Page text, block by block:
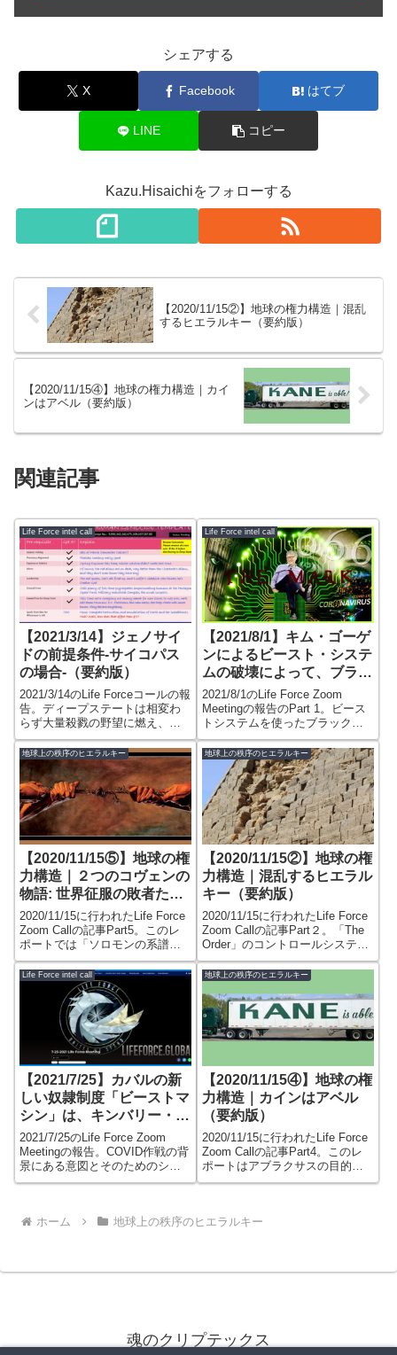
シェアする
X Facebook はてブ
LINE コピー
Kazu.Hisaichiをフォローする
【2020/11/15②】地球の権力構造｜混乱
するヒエラルキー（要約版）
【2020/11/15④】地球の権力構造｜カイ
ンはアベル（要約版）
関連記事
Life Force intel call
【2021/3/14】ジェノサイ
ドの前提条件-サイコパス
の場合-（要約版）
2021/3/14のLife Forceコールの報
告。ディープステートは相変わ
らず大量殺戮の野望に燃え、マ
インドコントロールが効かなく
なっている。彼らは、カレンダ
ー、悪魔の祝日、惑星の配置、
巨大なエゴの奴隷になってい
る。彼らはプレアデス人の助け
を得て私たちの大量殺戮を計画
していた。
Life Force intel call
【2021/8/1】キム・ゴーゲ
ンによるビースト・システ
ムの破壊によって、ブラッ
ク・サンP3ロッジは譲歩
し、サンヘドリンは再び参
入 – Part 1（要約版）
2021/8/1のLife Force Zoom
Meetingの報告のPart 1。ビース
トシステムを使ったブラックサ
ンの世界征服計画を阻止して以
来、起こっていることについ
て。ビーストシステムの代替の
PSI作戦の失敗、サンヘドリンの
再登場の背景など。
地球上の秩序のヒエラルキー
【2020/11/15⑤】地球の権
力構造｜２つのコヴェンの
物語: 世界征服の敗者たち
（要約版）
2020/11/15に行われたLife Force
Zoom Callの記事Part5。このレ
ポートでは「ソロモンの系譜」
であるドラゴン・ファミリー
（ドラゴン騎士団）と、「ソロ
モンの悪魔の系譜」であるブラ
ック・サン（ブラック・サン騎
士団）という2つのコヴァンに所
属する機関や組織などを大まか
に紹介します。
地球上の秩序のヒエラルキー
【2020/11/15②】地球の権
力構造｜混乱するヒエラル
キー（要約版）
2020/11/15に行われたLife Force
Zoom Callの記事Part２。「The
Order」のコントロールシステ
ム、ヒエラルキー、そして彼ら
が行っていたビジネスについて
Life Force intel call
【2021/7/25】カバルの新
しい奴隷制度「ビーストマ
シン」は、キンバリー・ゴ
ーグエン氏によって脱線し
たのか？（要約版）
2021/7/25のLife Force Zoom
Meetingの報告。COVID作戦の背
景にある意図とそのためのシス
テムであるビーストシステムに
地球上の秩序のヒエラルキー
【2020/11/15④】地球の権
力構造｜カインはアベル
（要約版）
2020/11/15に行われたLife Force
Zoom Callの記事Part4。このレ
ポートはアブラクサスの目的、
そしてアブラクサスとソロモン
あるブラック・サン騎士団との
ホーム 地球上の秩序のヒエラルキー
魂のクリプテックス